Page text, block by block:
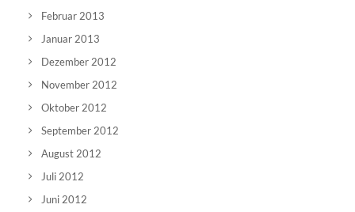
Februar 2013
Januar 2013
Dezember 2012
November 2012
Oktober 2012
September 2012
August 2012
Juli 2012
Juni 2012